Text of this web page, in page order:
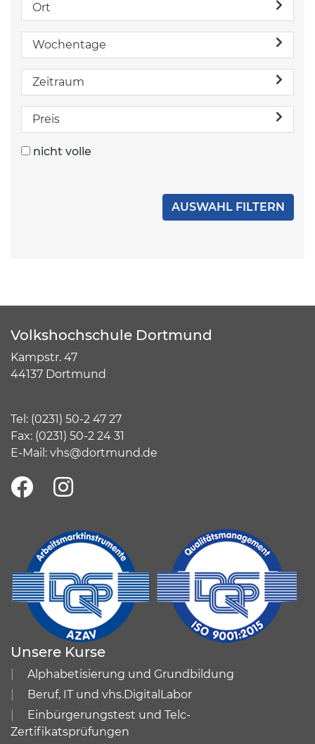
Ort
Wochentage
Zeitraum
Preis
nicht volle
Volkshochschule Dortmund
Kampstr. 47
44137 Dortmund
Tel: (0231) 50-2 47 27
Fax: (0231) 50-2 24 31
E-Mail: vhs@dortmund.de
Unsere Kurse
Alphabetisierung und Grundbildung
Beruf, IT und vhs.DigitalLabor
Einbürgerungstest und Telc-
Zertifikatsprüfungen